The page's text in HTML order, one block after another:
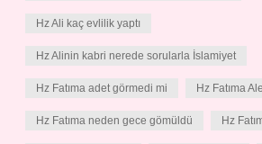
Hz Ali kaç evlilik yaptı
Hz Alinin kabri nerede sorularla İslamiyet
Hz Fatıma adet görmedi mi Hz Fatıma
Hz Fatıma neden gece gömüldü Hz